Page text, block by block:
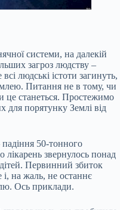
системи, на далекій
загроз людству –
людські істоти загинуть,
Питання не в тому, чи
це станеться. Простежимо
для порятунку Землі від
50-тонного
лікарень звернулось понад
Первинний збиток
на жаль, не останнє
Ось приклади.